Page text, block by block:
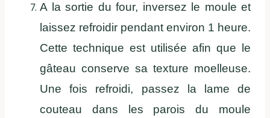
A la sortie du four, inversez le moule et
laissez refroidir pendant environ 1 heure.
Cette technique est utilisée afin que le
gâteau conserve sa texture moelleuse.
Une fois refroidi, passez la lame de
couteau dans les parois du moule